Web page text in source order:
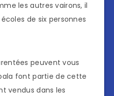
les autres vairons, il
de six personnes
peuvent vous
font partie de cette
vendus dans les